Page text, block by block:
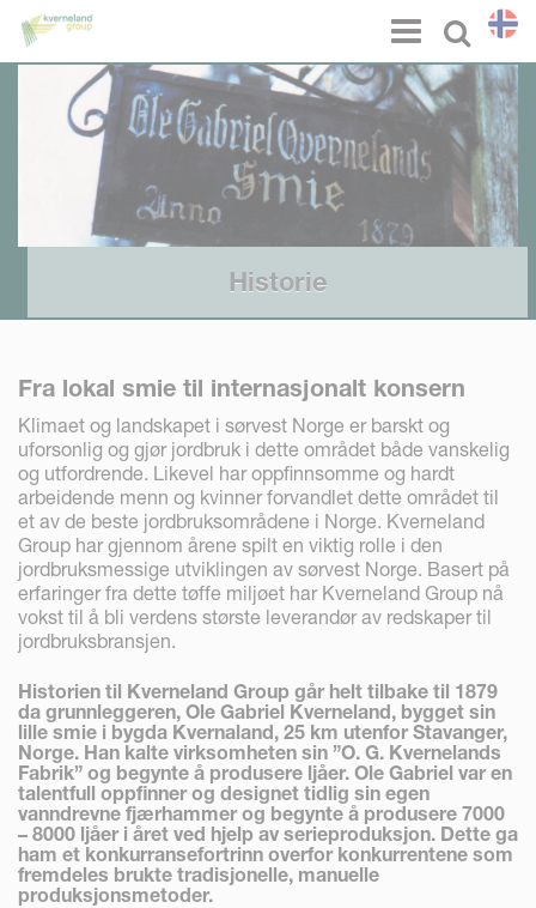
Select
Menu
Historie
Fra lokal smie til internasjonalt konsern
Klimaet og landskapet i sørvest Norge er barskt og
uforsonlig og gjør jordbruk i dette området både vanskelig
og utfordrende. Likevel har oppfinnsomme og hardt
arbeidende menn og kvinner forvandlet dette området til
et av de beste jordbruksområdene i Norge. Kverneland
Group har gjennom årene spilt en viktig rolle i den
jordbruksmessige utviklingen av sørvest Norge. Basert på
erfaringer fra dette tøffe miljøet har Kverneland Group nå
vokst til å bli verdens største leverandør av redskaper til
jordbruksbransjen.
Historien til Kverneland Group går helt tilbake til 1879
da grunnleggeren, Ole Gabriel Kverneland, bygget sin
lille smie i bygda Kvernaland, 25 km utenfor Stavanger,
Norge. Han kalte virksomheten sin ”O. G. Kvernelands
Fabrik” og begynte å produsere ljåer. Ole Gabriel var en
talentfull oppfinner og designet tidlig sin egen
vanndrevne fjærhammer og begynte å produsere 7000
– 8000 ljåer i året ved hjelp av serieproduksjon. Dette ga
ham et konkurransefortrinn overfor konkurrentene som
fremdeles brukte tradisjonelle, manuelle
produksjonsmetoder.
Panel for informasjonskapsler